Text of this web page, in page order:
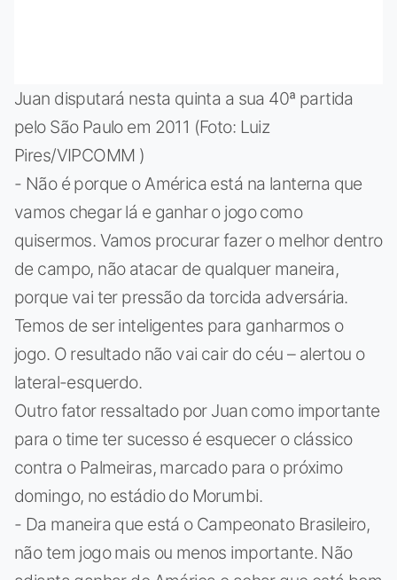
Juan disputará nesta quinta a sua 40ª partida
pelo São Paulo em 2011 (Foto: Luiz
Pires/VIPCOMM )
- Não é porque o América está na lanterna que
vamos chegar lá e ganhar o jogo como
quisermos. Vamos procurar fazer o melhor dentro
de campo, não atacar de qualquer maneira,
porque vai ter pressão da torcida adversária.
Temos de ser inteligentes para ganharmos o
jogo. O resultado não vai cair do céu – alertou o
lateral-esquerdo.
Outro fator ressaltado por Juan como importante
para o time ter sucesso é esquecer o clássico
contra o Palmeiras, marcado para o próximo
domingo, no estádio do Morumbi.
- Da maneira que está o Campeonato Brasileiro,
não tem jogo mais ou menos importante. Não